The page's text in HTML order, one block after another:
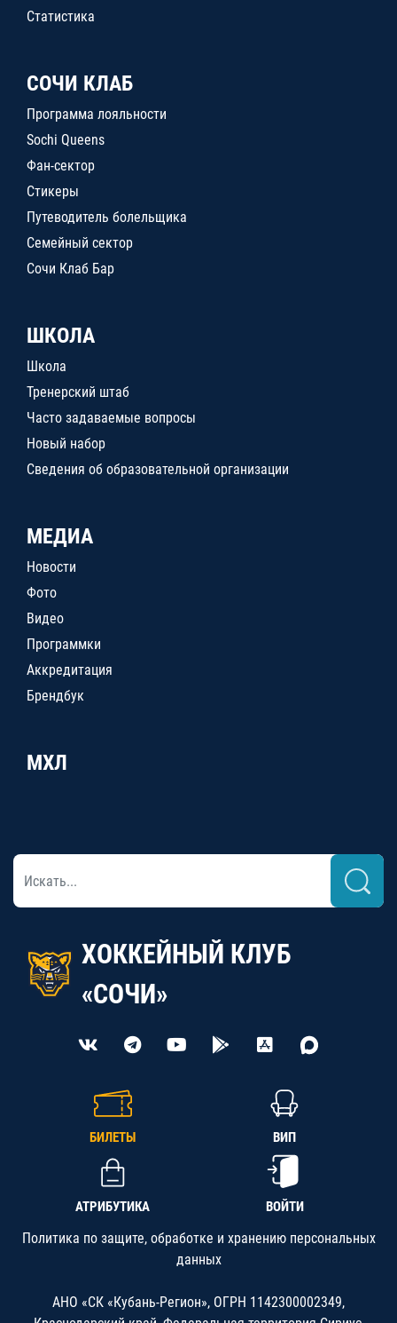
Статистика
СОЧИ КЛАБ
Программа лояльности
Sochi Queens
Фан-сектор
Стикеры
Путеводитель болельщика
Семейный сектор
Сочи Клаб Бар
ШКОЛА
Школа
Тренерский штаб
Часто задаваемые вопросы
Новый набор
Сведения об образовательной организации
МЕДИА
Новости
Фото
Видео
Программки
Аккредитация
Брендбук
МХЛ
ХОККЕЙНЫЙ КЛУБ
«СОЧИ»
БИЛЕТЫ ВИП
АТРИБУТИКА ВОЙТИ
Политика по защите, обработке и хранению персональных
данных
АНО «СК «Кубань-Регион», ОГРН 1142300002349,